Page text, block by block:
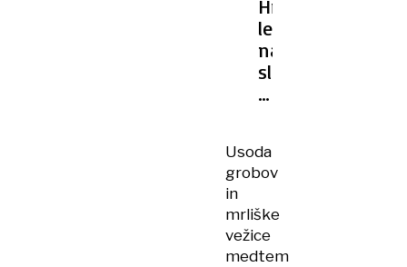
Hrvaška
legenda
napovedala
slovo:
iskrena
Titu,
Tuđmanu,
bolečini
in
ljubezni
Usoda
grobov
in
mrliške
vežice
medtem